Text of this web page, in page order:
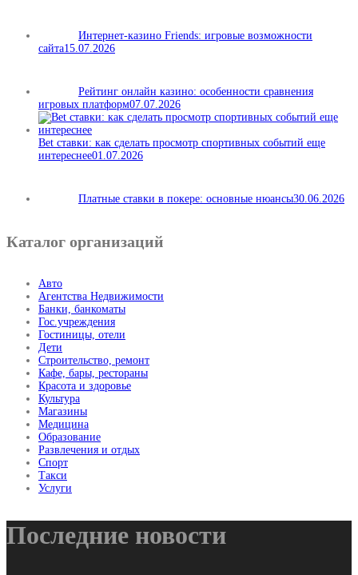
Интернет-казино Friends: игровые возможности
сайта15.07.2026
Рейтинг онлайн казино: особенности сравнения
игровых платформ07.07.2026
Bet ставки: как сделать просмотр спортивных событий еще
интереснее01.07.2026
Платные ставки в покере: основные нюансы30.06.2026
Каталог организаций
Авто
Агентства Недвижимости
Банки, банкоматы
Гос.учреждения
Гостиницы, отели
Дети
Строительство, ремонт
Кафе, бары, рестораны
Красота и здоровье
Культура
Магазины
Медицина
Образование
Развлечения и отдых
Спорт
Такси
Услуги
Последние новости